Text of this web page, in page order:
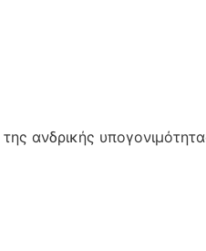
ανδρικής